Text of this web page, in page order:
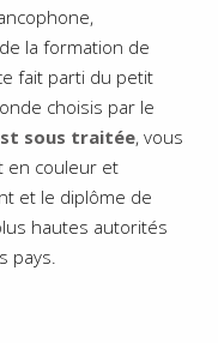
la formation de
fait parti du petit
choisis par le
sous traitée, vous
en couleur et
et le diplôme de
hautes autorités
pays.